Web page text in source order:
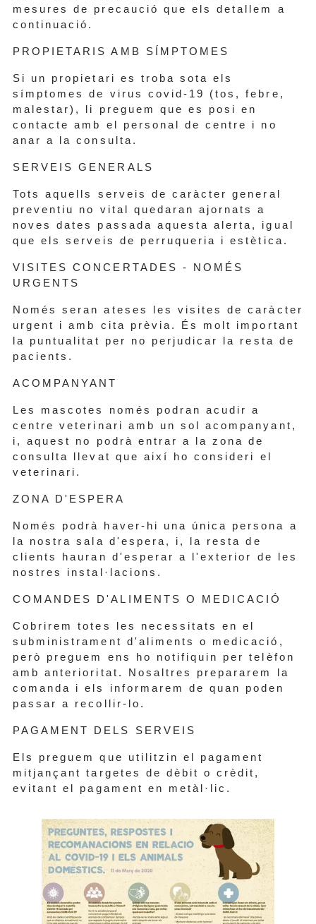
mesures de precaució que els detallem a
continuació.
PROPIETARIS AMB SÍMPTOMES
Si un propietari es troba sota els
símptomes de virus covid-19 (tos, febre,
malestar), li preguem que es posi en
contacte amb el personal de centre i no
anar a la consulta.
SERVEIS GENERALS
Tots aquells serveis de caràcter general
preventiu no vital quedaran ajornats a
noves dates passada aquesta alerta, igual
que els serveis de perruqueria i estètica.
VISITES CONCERTADES - NOMÉS
URGENTS
Només seran ateses les visites de caràcter
urgent i amb cita prèvia. És molt important
la puntualitat per no perjudicar la resta de
pacients.
ACOMPANYANT
Les mascotes només podran acudir a
centre veterinari amb un sol acompanyant,
i, aquest no podrà entrar a la zona de
consulta llevat que així ho consideri el
veterinari.
ZONA D'ESPERA
Només podrà haver-hi una única persona a
la nostra sala d'espera, i, la resta de
clients hauran d'esperar a l'exterior de les
nostres instal·lacions.
COMANDES D'ALIMENTS O MEDICACIÓ
Cobrirem totes les necessitats en el
subministrament d'aliments o medicació,
però preguem ens ho notifiquin per telèfon
amb anterioritat. Nosaltres prepararem la
comanda i els informarem de quan poden
passar a recollir-lo.
PAGAMENT DELS SERVEIS
Els preguem que utilitzin el pagament
mitjançant targetes de dèbit o crèdit,
evitant el pagament en metàl·lic.